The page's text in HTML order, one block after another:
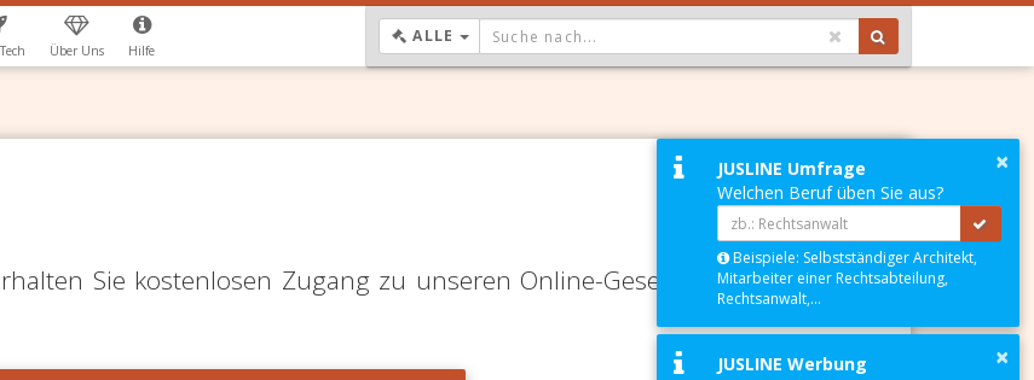
Über Uns Hilfe
ALLE DROPDOWN: GEWÄHLTER WERT IST ALLE
Sie kostenlosen Zugang zu unseren Online-Gesetze-Services und
×
JUSLINE Umfrage
Welchen Beruf üben Sie aus?
Beispiele: Selbstständiger Architekt,
Mitarbeiter einer Rechtsabteilung,
Rechtsanwalt,...
×
JUSLINE Werbung